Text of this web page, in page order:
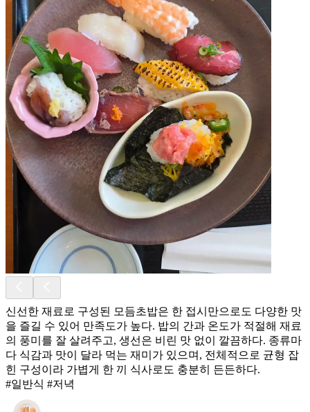
신선한 재료로 구성된 모듬초밥은 한 접시만으로도 다양한 맛
을 즐길 수 있어 만족도가 높다. 밥의 간과 온도가 적절해 재료
의 풍미를 잘 살려주고, 생선은 비린 맛 없이 깔끔하다. 종류마
다 식감과 맛이 달라 먹는 재미가 있으며, 전체적으로 균형 잡
힌 구성이라 가볍게 한 끼 식사로도 충분히 든든하다.
#일반식 #저녁